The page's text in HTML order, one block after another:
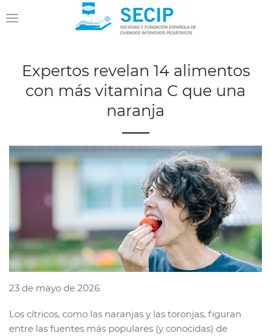
Expertos revelan 14 alimentos
con más vitamina C que una
naranja
23 de mayo de 2026
Los cítricos, como las naranjas y las toronjas, figuran
entre las fuentes más populares (y conocidas) de